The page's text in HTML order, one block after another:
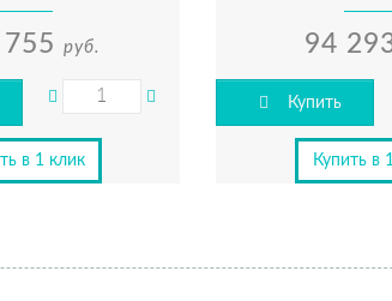
руб.
в 1 клик
94
Купить
Купить в